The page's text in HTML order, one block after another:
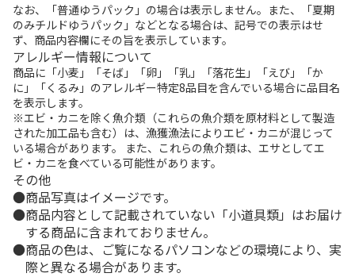
なお、「普通ゆうパック」の場合は表示しません。また、「夏期
のみチルドゆうパック」などとなる場合は、記号での表示はせ
ず、商品内容欄にその旨を表示しています。
アレルギー情報について
商品に「小麦」「そば」「卵」「乳」「落花生」「えび」「か
に」「くるみ」のアレルギー特定8品目を含んでいる場合に品目名
を表示します。
※エビ・カニを除く魚介類（これらの魚介類を原材料として製造
された加工品も含む）は、漁獲漁法によりエビ・カニが混じって
いる場合があります。 また、これらの魚介類は、エサとしてエ
ビ・カニを食べている可能性があります。
その他
商品写真はイメージです。
商品内容として記載されていない「小道具類」はお届け
する商品に含まれておりません。
商品の色は、ご覧になるパソコンなどの環境により、実
際と異なる場合があります。